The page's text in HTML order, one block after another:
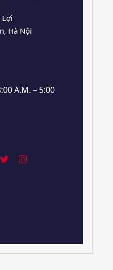
Lợi
Hà Nội
A.M. – 5:00